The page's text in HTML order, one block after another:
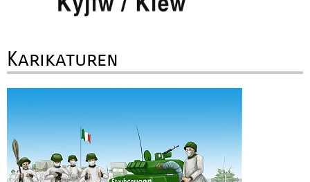
Karikaturen